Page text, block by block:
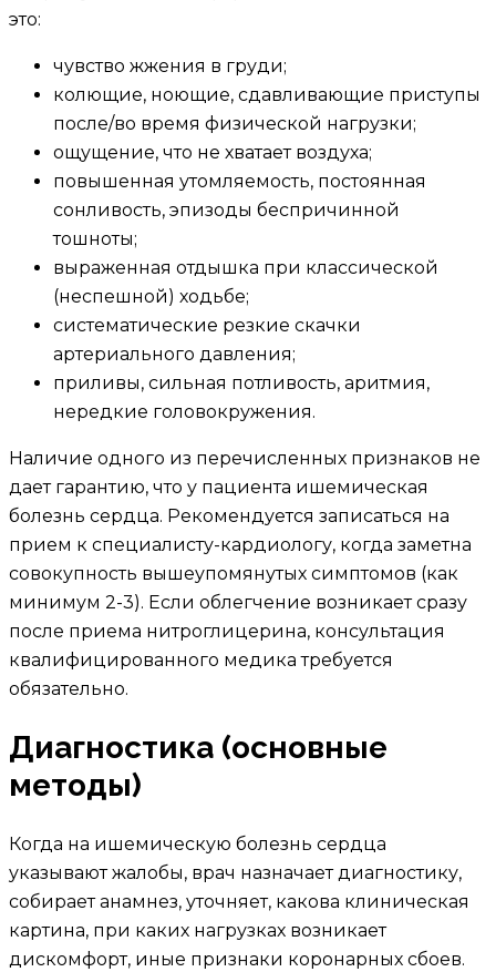
это:
чувство жжения в груди;
колющие, ноющие, сдавливающие приступы
после/во время физической нагрузки;
ощущение, что не хватает воздуха;
повышенная утомляемость, постоянная
сонливость, эпизоды беспричинной
тошноты;
выраженная отдышка при классической
(неспешной) ходьбе;
систематические резкие скачки
артериального давления;
приливы, сильная потливость, аритмия,
нередкие головокружения.
Наличие одного из перечисленных признаков не
дает гарантию, что у пациента ишемическая
болезнь сердца. Рекомендуется записаться на
прием к специалисту-кардиологу, когда заметна
совокупность вышеупомянутых симптомов (как
минимум 2-3). Если облегчение возникает сразу
после приема нитроглицерина, консультация
квалифицированного медика требуется
обязательно.
Диагностика (основные
методы)
Когда на ишемическую болезнь сердца
указывают жалобы, врач назначает диагностику,
собирает анамнез, уточняет, какова клиническая
картина, при каких нагрузках возникает
дискомфорт, иные признаки коронарных сбоев.